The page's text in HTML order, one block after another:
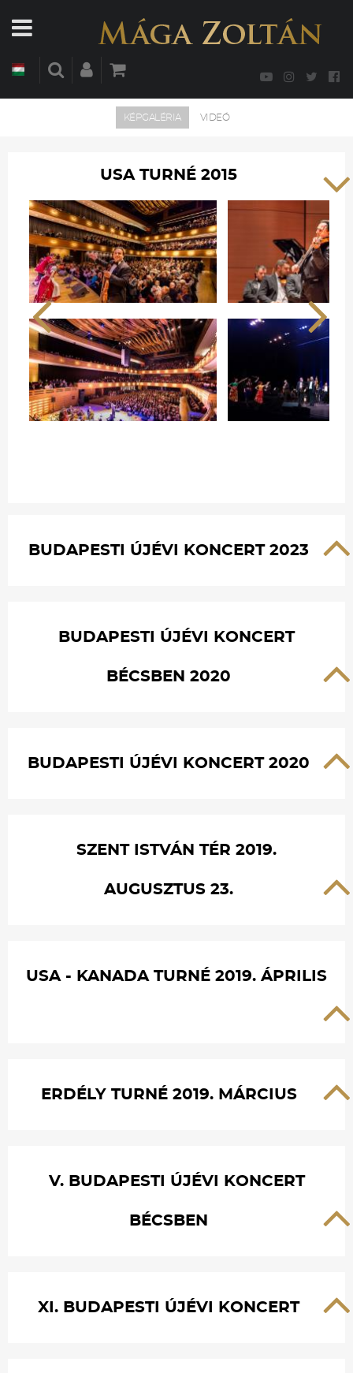
KÉPGALÉRIA VIDEÓ
USA TURNÉ 2015
BUDAPESTI ÚJÉVI KONCERT 2023
BUDAPESTI ÚJÉVI KONCERT
BÉCSBEN 2020
BUDAPESTI ÚJÉVI KONCERT 2020
SZENT ISTVÁN TÉR 2019.
AUGUSZTUS 23.
USA - KANADA TURNÉ 2019. ÁPRILIS
ERDÉLY TURNÉ 2019. MÁRCIUS
V. BUDAPESTI ÚJÉVI KONCERT
BÉCSBEN
XI. BUDAPESTI ÚJÉVI KONCERT